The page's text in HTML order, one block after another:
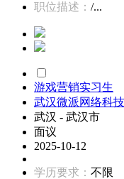
职位描述： /...
游戏营销实习生
武汉微派网络科
武汉 - 武汉市
面议
2025-10-12
学历要求： 不限